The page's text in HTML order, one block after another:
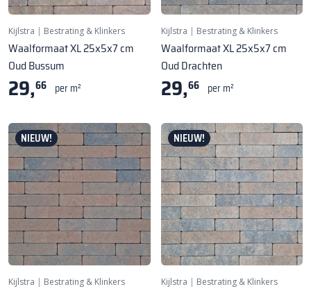
Kijlstra | Bestrating & Klinkers
Waalformaat XL 25x5x7 cm
Oud Bussum
29,66 per m²
Kijlstra | Bestrating & Klinkers
Waalformaat XL 25x5x7 cm
Oud Drachten
29,66 per m²
NIEUW!
Kijlstra | Bestrating & Klinkers
NIEUW!
Kijlstra | Bestrating & Klinkers